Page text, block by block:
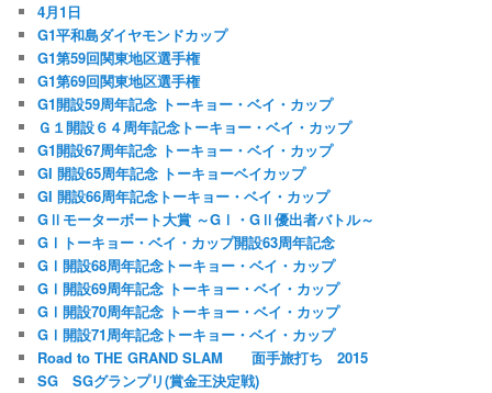
4月1日
G1平和島ダイヤモンドカップ
G1第59回関東地区選手権
G1第69回関東地区選手権
G1開設59周年記念 トーキョー・ベイ・カップ
Ｇ１開設６４周年記念トーキョー・ベイ・カップ
G1開設67周年記念 トーキョー・ベイ・カップ
GI 開設65周年記念 トーキョーベイカップ
GI 開設66周年記念トーキョー・ベイ・カップ
GⅡモーターボート大賞 ～GⅠ・GⅡ優出者バトル～
GⅠトーキョー・ベイ・カップ開設63周年記念
GⅠ開設68周年記念トーキョー・ベイ・カップ
GⅠ開設69周年記念 トーキョー・ベイ・カップ
GⅠ開設70周年記念 トーキョー・ベイ・カップ
GⅠ開設71周年記念トーキョー・ベイ・カップ
Road to THE GRAND SLAM 面手旅打ち 2015
SG SGグランプリ(賞金王決定戦)